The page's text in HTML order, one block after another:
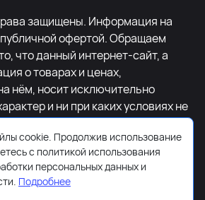
защищены. Информация на
офертой. Обращаем
что данный интернет-сайт, а
о товарах и ценах,
нём, носит исключительно
и ни при каких условиях не
офертой, определяемой
437 Гражданского кодекса
Для получения подробной
и стоимости указанных
пожалуйста, обращайтесь к
cookie. Продолжив использование
с политикой использования
персональных данных и
Подробнее